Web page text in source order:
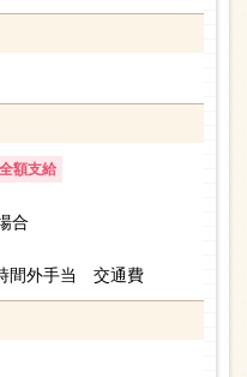
額支給
合
間外手当 交通費